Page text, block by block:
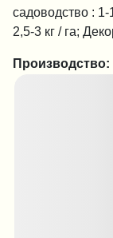
садоводство :
2,5-3 кг / га;
Производство: